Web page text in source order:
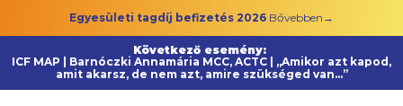
Egyesületi tagdíj befizetés 2026 Bővebben→
Következő esemény:
ICF MAP | Barnóczki Annamária MCC, ACTC | „Amikor azt kapod,
amit akarsz, de nem azt, amire szükséged van…”